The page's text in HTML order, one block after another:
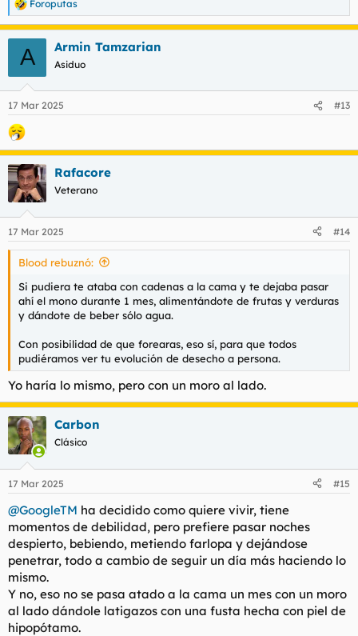
R
e
a
e
s
:
Foroputas
A Armin Tamzarian
Asiduo
17 Mar 2025 #13
Rafacore
Veterano
17 Mar 2025 #14
Blood rebuznó:
Si pudiera te ataba con cadenas a la cama y te dejaba pasar
ahí el mono durante 1 mes, alimentándote de frutas y verduras
y dándote de beber sólo agua.
Con posibilidad de que forearas, eso sí, para que todos
pudiéramos ver tu evolución de desecho a persona.
Yo haría lo mismo, pero con un moro al lado.
Carbon
Clásico
17 Mar 2025 #15
@GoogleTM ha decidido como quiere vivir, tiene
momentos de debilidad, pero prefiere pasar noches
despierto, bebiendo, metiendo farlopa y dejándose
penetrar, todo a cambio de seguir un día más haciendo lo
mismo.
Y no, eso no se pasa atado a la cama un mes con un moro
al lado dándole latigazos con una fusta hecha con piel de
hipopótamo.